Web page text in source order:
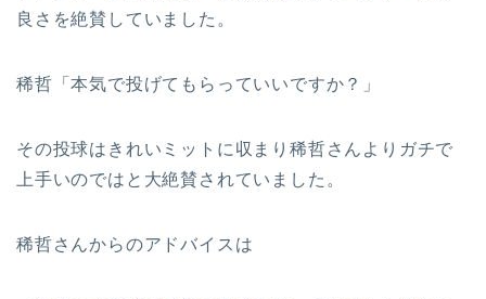
良さを絶賛していました。
稀哲「本気で投げてもらっていいですか？」
その投球はきれいミットに収まり稀哲さんよりガチで
上手いのではと大絶賛されていました。
稀哲さんからのアドバイスは